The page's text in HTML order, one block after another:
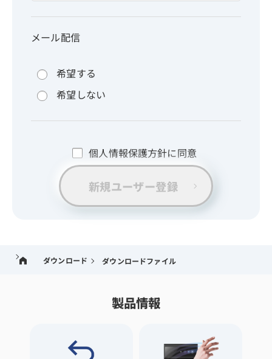
メール配信
希望する
希望しない
個人情報保護方針に同意
新規ユーザー登録
ダウンロード ダウンロードファイル
製品情報